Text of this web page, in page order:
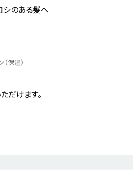
シのある髪へ
保湿）
だけます。